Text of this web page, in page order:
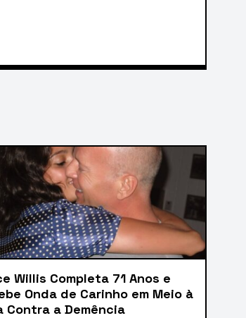
Willis Completa 71 Anos e
Onda de Carinho em Meio à
Contra a Demência